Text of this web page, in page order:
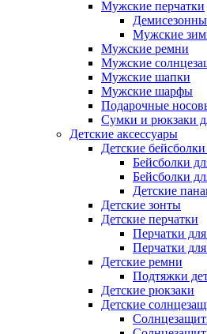
Мужские перчатки
Мужские
Мужские ремни
Мужские
Мужские шапки
Мужские шарфы
Подарочные
Сумки и рюкзаки
Детские аксессуары
Детские
Бейсболки
Бейсболки
Детские
Детские зонты
Детские перчатки
Перчатки
Перчатки
Детские ремни
Подтяжки
Детские рюкзаки
Детские